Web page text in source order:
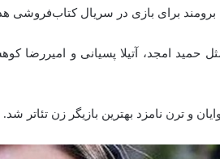
برای بازی در سریال کتاب‌فروشی
مثل حمید امجد، آتیلا پسیانی و
و ترن نامزد بهترین بازیگر زن تئاتر شد.